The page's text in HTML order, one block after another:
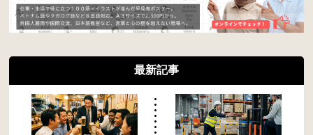
最新記事